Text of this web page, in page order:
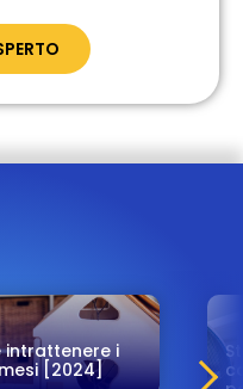
intrattenere i
[2024]